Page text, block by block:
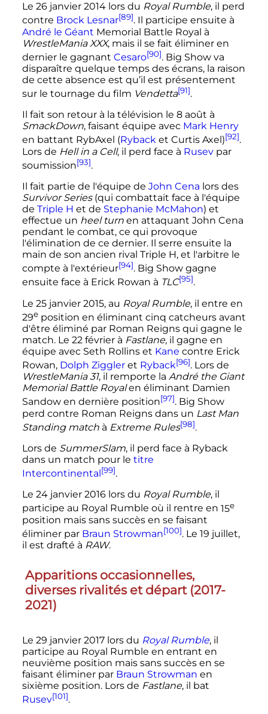
Le 26 janvier 2014lors du Royal Rumble, il perd
contre Brock Lesnar[89]. Il participe ensuite à
André le Géant Memorial Battle Royal à
WrestleMania XXX, mais il se fait éliminer en
dernier le gagnant Cesaro[90]. Big Show va
disparaître quelque temps des écrans, la raison
de cette absence est qu’il est présentement
sur le tournage du film Vendetta[91].
Il fait son retour à la télévision le 8 août à
SmackDown, faisant équipe avec Mark Henry
en battant RybAxel (Rybacket Curtis Axel)[92].
Lors de Hell in a Cell, il perd face à Rusevpar
soumission[93].
Il fait partie de l'équipe de John Cena lors des
Survivor Series(qui combattait face à l'équipe
de Triple H et de Stephanie McMahon) et
effectue un heel turnen attaquant John Cena
pendant le combat, ce qui provoque
l'élimination de ce dernier. Il serre ensuite la
main de son ancien rival Triple H, et l'arbitre le
compte à l'extérieur[94]. Big Show gagne
ensuite face à Erick Rowan à TLC[95].
Le 25 janvier 2015, au Royal Rumble, il entre en
29eposition en éliminant cinq catcheurs avant
d'être éliminé par Roman Reigns qui gagne le
match. Le 22 février à Fastlane, il gagne en
équipe avec Seth Rollins et Kane contre Erick
Rowan, Dolph Ziggleret Ryback[96]. Lors de
WrestleMania 31, il remporte la André the Giant
Memorial Battle Royalen éliminant Damien
Sandow en dernière position[97]. Big Show
perd contre Roman Reigns dans un Last Man
Standing matchà Extreme Rules[98].
Lors de SummerSlam, il perd face à Ryback
dans un match pour le titre
Intercontinental [99].
Le 24 janvier 2016lors du Royal Rumble, il
participe au Royal Rumble où il rentre en 15e
position mais sans succès en se faisant
éliminer par Braun Strowman[100]. Le 19 juillet,
il est drafté à RAW.
Apparitions occasionnelles,
diverses rivalités et départ (2017-
2021)
Le 29 janvier 2017lors du Royal Rumble, il
participe au Royal Rumble en entrant en
neuvième position mais sans succès en se
faisant éliminer par Braun Strowman en
sixième position. Lors de Fastlane, il bat
Rusev[101].